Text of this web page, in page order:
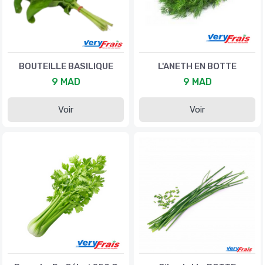
BOUTEILLE BASILIQUE
9 MAD
Voir
L'ANETH EN BOTTE
9 MAD
Voir